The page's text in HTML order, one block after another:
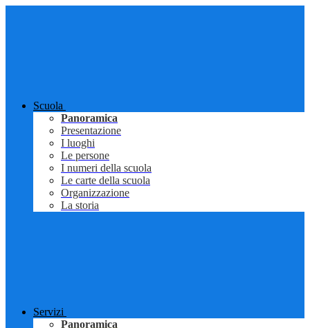
Scuola
Panoramica
Presentazione
I luoghi
Le persone
I numeri della scuola
Le carte della scuola
Organizzazione
La storia
Servizi
Panoramica